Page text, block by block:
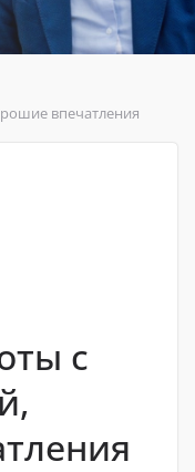
впечатления
с